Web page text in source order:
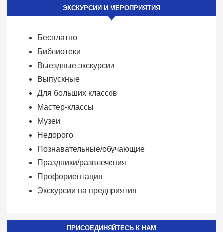
ЭКСКУРСИИ И МЕРОПРИЯТИЯ
Бесплатно
Библиотеки
Выездные экскурсии
Выпускные
Для больших классов
Мастер-классы
Музеи
Недорого
Познавательные/обучающие
Праздники/развлечения
Профориентация
Экскурсии на предприятия
ПРИСОЕДИНЯЙТЕСЬ К НАМ